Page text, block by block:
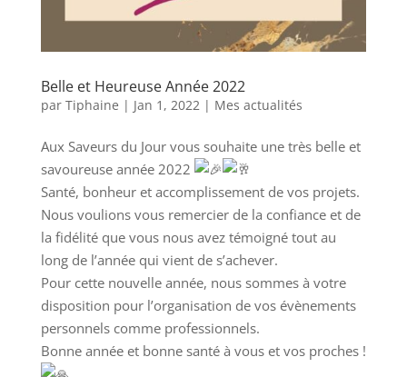
Belle et Heureuse Année 2022
par Tiphaine | Jan 1, 2022| Mes actualités
Aux Saveurs du Jour vous souhaite une très belle et
savoureuse année 2022
Santé, bonheur et accomplissement de vos projets.
Nous voulions vous remercier de la confiance et de
la fidélité que vous nous avez témoigné tout au
long de l’année qui vient de s’achever.
Pour cette nouvelle année, nous sommes à votre
disposition pour l’organisation de vos évènements
personnels comme professionnels.
Bonne année et bonne santé à vous et vos proches !